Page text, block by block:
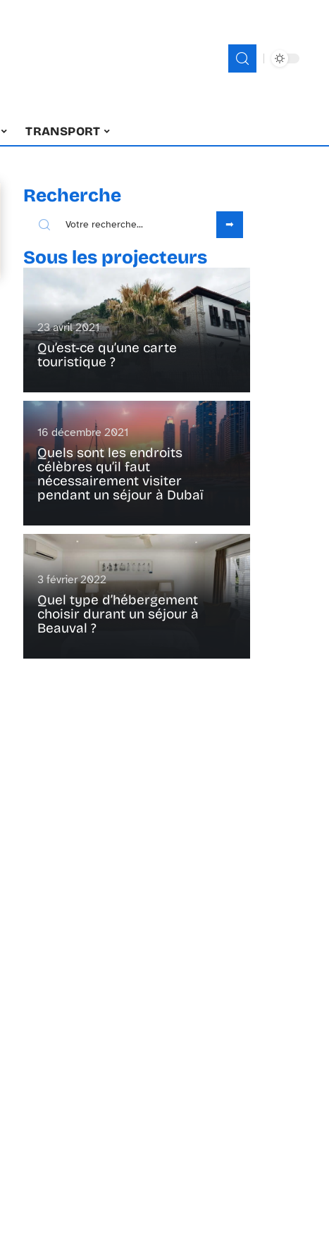
TRANSPORT
Recherche
Sous les projecteurs
23 avril 2021
Qu’est-ce qu’une carte
touristique ?
16 décembre 2021
Quels sont les endroits
célèbres qu’il faut
nécessairement visiter
pendant un séjour à Dubaï
3 février 2022
Quel type d’hébergement
choisir durant un séjour à
Beauval ?